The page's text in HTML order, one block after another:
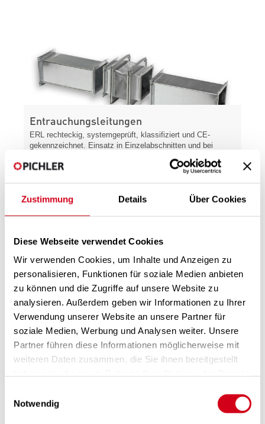
Zustimmung Details Über Cookies
Diese Webseite verwendet Cookies
Wir verwenden Cookies, um Inhalte und Anzeigen zu
personalisieren, Funktionen für soziale Medien anbieten
zu können und die Zugriffe auf unsere Website zu
analysieren. Außerdem geben wir Informationen zu Ihrer
Verwendung unserer Website an unsere Partner für
soziale Medien, Werbung und Analysen weiter. Unsere
Partner führen diese Informationen möglicherweise mit
weiteren Daten zusammen, die Sie ihnen bereitgestellt
Notwendig
Entrauchungsleitungen
ERL rechteckig, systemgeprüft, klassifiziert und CE-
gekennzeichnet. Einsatz in Einzelabschnitten und bei
Druckbelüftung
Für rauchfreie Fluchtwege: In unserem Kompetenzzentrum
entwickeln wir innovative Lösungen zur Druckbelüftung.